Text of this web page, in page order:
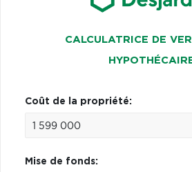
CALCULATRICE DE
Coût de la propriété:
Mise de fonds: